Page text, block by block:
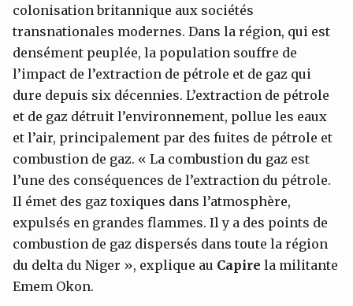
colonisation britannique aux sociétés
transnationales modernes. Dans la région, qui est
densément peuplée, la population souffre de
l’impact de l’extraction de pétrole et de gaz qui
dure depuis six décennies. L’extraction de pétrole
et de gaz détruit l’environnement, pollue les eaux
et l’air, principalement par des fuites de pétrole et
combustion de gaz. « La combustion du gaz est
l’une des conséquences de l’extraction du pétrole.
Il émet des gaz toxiques dans l’atmosphère,
expulsés en grandes flammes. Il y a des points de
combustion de gaz dispersés dans toute la région
du delta du Niger », explique au Capire la militante
Emem Okon.